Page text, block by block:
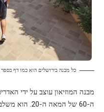
כל מבנה בירושלים הוא כמו דף
מבנה המוזיאון עוצב על ידי
ה-60 של המאה